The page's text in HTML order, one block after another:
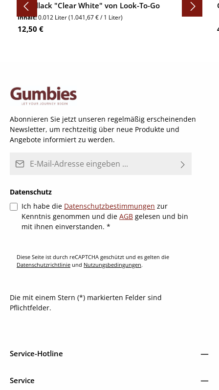
Nagellack "Clear White" von Look-To-Go
Inhalt:0.012 Liter(1.041,67 € / 1 Liter)
Regulärer Preis:
12,50 €
Abonnieren Sie jetzt unseren regelmäßig erscheinenden
Newsletter, um rechtzeitig über neue Produkte und
Angebote informiert zu werden.
Datenschutz
Ich habe die Datenschutzbestimmungen zur
Kenntnis genommen und die AGB gelesen und bin
mit ihnen einverstanden. *
Diese Seite ist durch reCAPTCHA geschützt und es gelten die
Datenschutzrichtlinie und Nutzungsbedingungen.
Die mit einem Stern (*) markierten Felder sind
Pflichtfelder.
Service-Hotline
Service